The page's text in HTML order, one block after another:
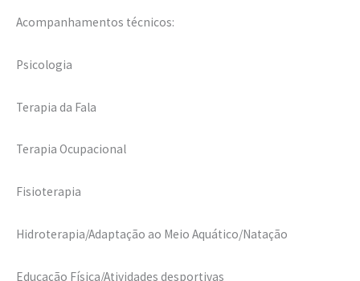
Acompanhamentos técnicos:
Psicologia
Terapia da Fala
Terapia Ocupacional
Fisioterapia
Hidroterapia/Adaptação ao Meio Aquático/Natação
Educação Física/Atividades desportivas